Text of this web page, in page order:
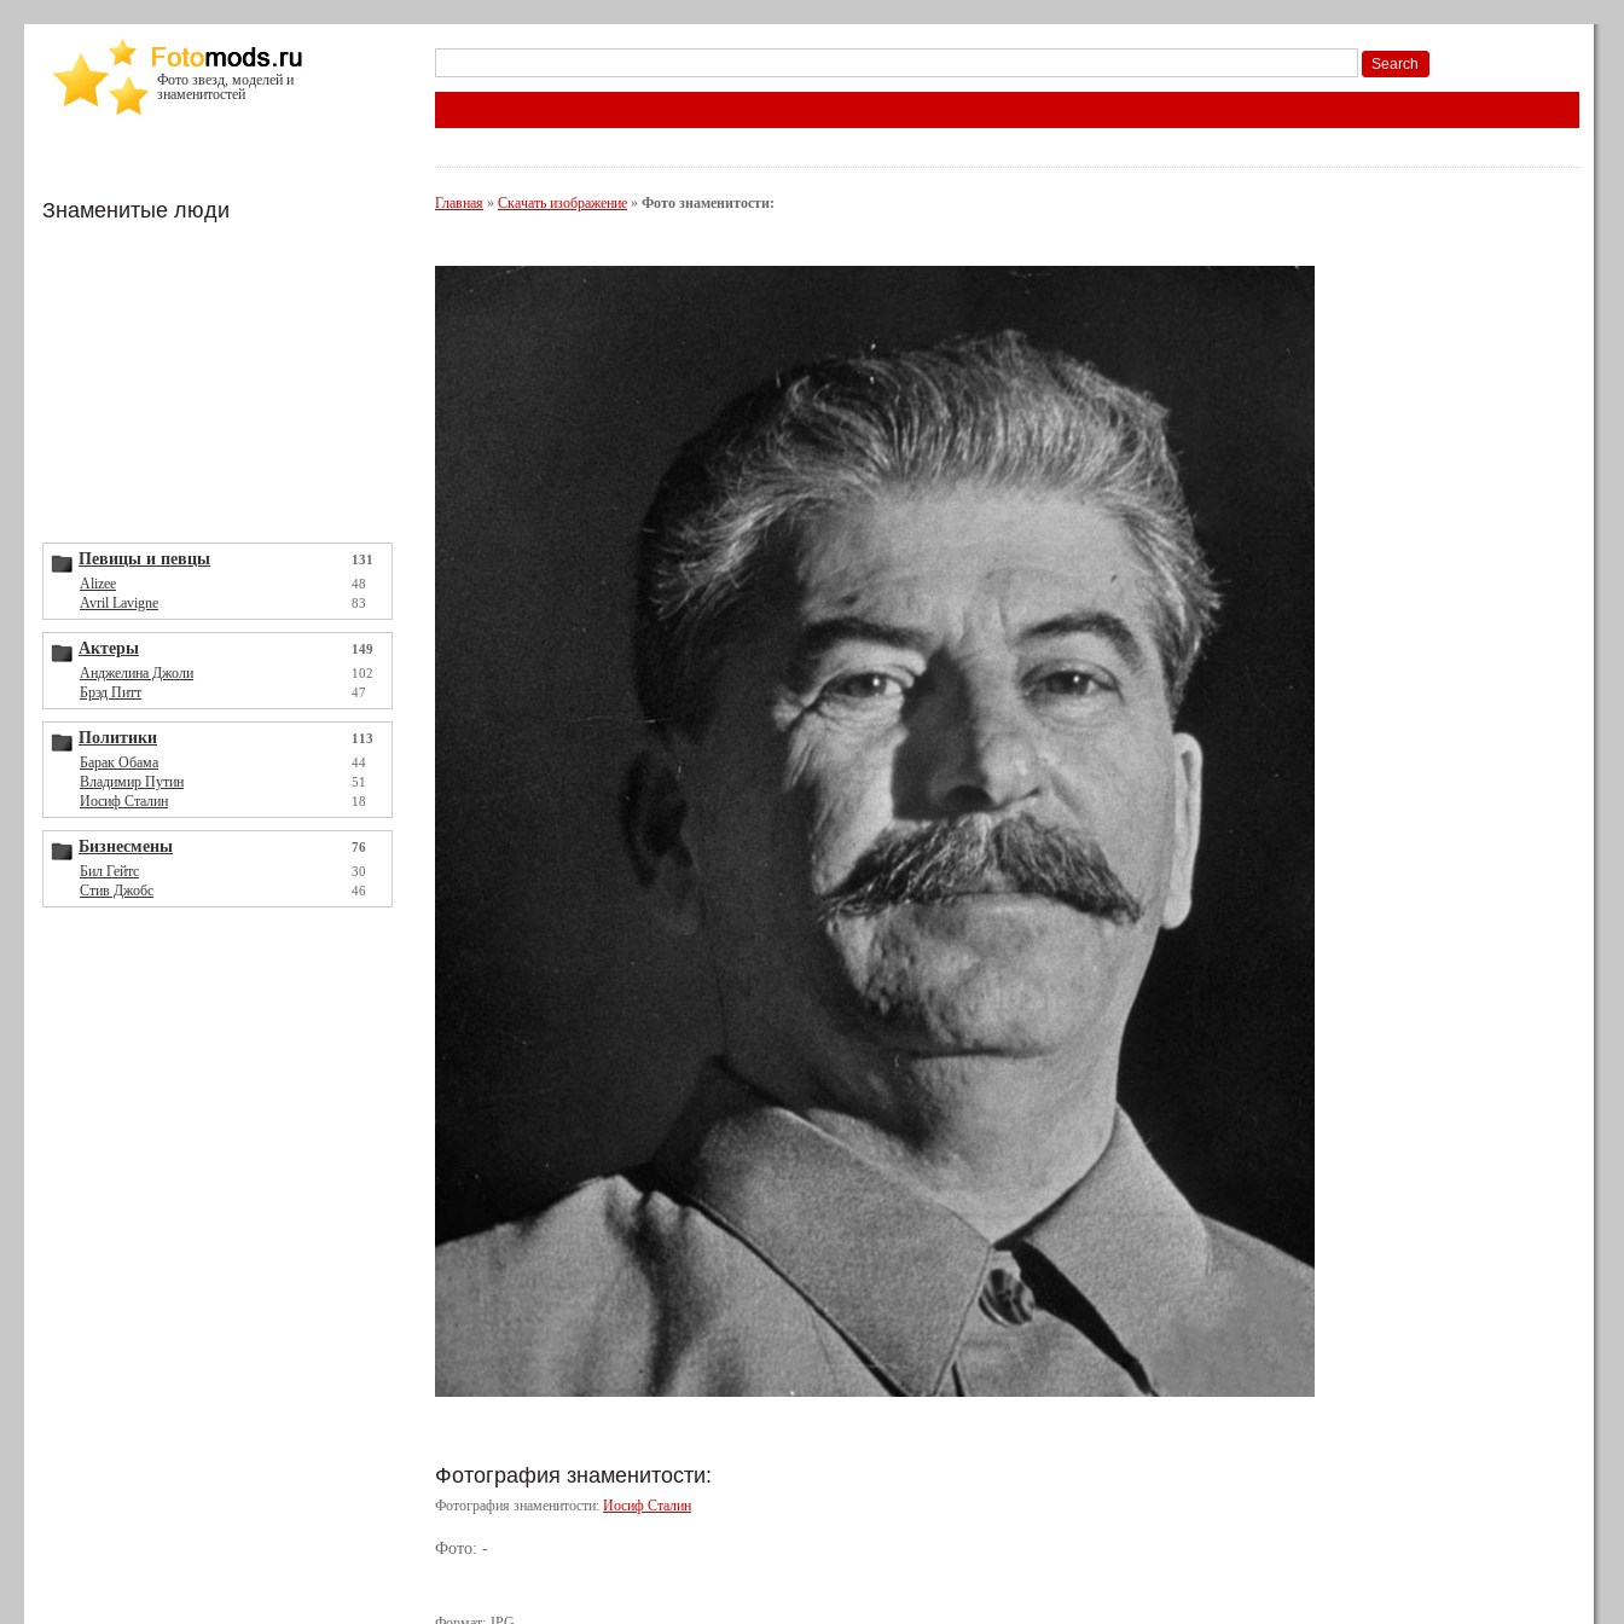
Фото звезд, моделей и
знаменитостей
Знаменитые люди
Певицы и певцы 131
Alizee 48
Avril Lavigne 83
Актеры 149
Анджелина Джоли 102
Брэд Питт 47
Политики 113
Барак Обама 44
Владимир Путин 51
Иосиф Сталин 18
Бизнесмены 76
Бил Гейтс 30
Стив Джобс 46
Главная » Скачать изображение » Фото знаменитости:
Фотография знаменитости:
Фотография знаменитости: Иосиф Сталин
Фото: -